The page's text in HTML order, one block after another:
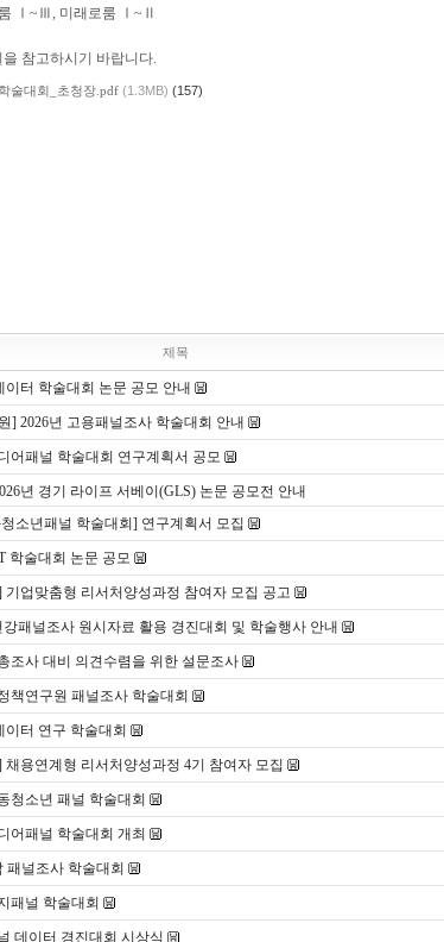
룸 Ⅰ~Ⅲ, 미래로룸 Ⅰ~Ⅱ
참고하시기 바랍니다.
술대회_초청장.pdf (1.3MB) (157)
제목
이터 학술대회 논문 공모 안내
] 2026년 고용패널조사 학술대회 안내
어패널 학술대회 연구계획서 공모
년 경기 라이프 서베이(GLS) 논문 공모전 안내
소년패널 학술대회] 연구계획서 모집
학술대회 논문 공모
기업맞춤형 리서처양성과정 참여자 모집 공고
패널조사 원시자료 활용 경진대회 및 학술행사 안내
조사 대비 의견수렴을 위한 설문조사
책연구원 패널조사 학술대회
이터 연구 학술대회
채용연계형 리서처양성과정 4기 참여자 모집
청소년 패널 학술대회
어패널 학술대회 개최
패널조사 학술대회
패널 학술대회
데이터 경진대회 시상식